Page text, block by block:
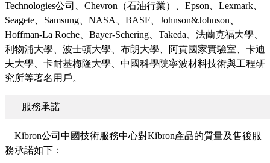
Technologies公司、Chevron（石油行業）、Epson、Lexmark、
Seagete、Samsung、NASA、BASF、Johnson&Johnson、
Hoffman-La Roche、Bayer-Schering、Takeda、法蘭克福大學、
利物浦大學、波士頓大學、布朗大學、阿貢國家實驗室、卡迪
夫大學、卡耐基梅隆大學、中國科學院寧波材料技術與工程研
究所等著名用戶。
服務承諾
Kibron公司中國技術服務中心對Kibron產品的質量及售後服
務承諾如下：